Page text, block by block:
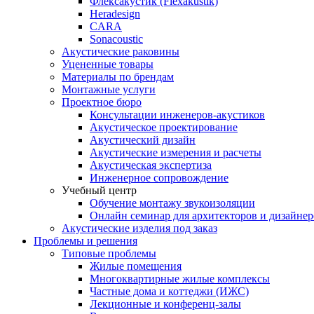
Heradesign
CARA
Sonacoustic
Акустические раковины
Уцененные товары
Материалы по брендам
Монтажные услуги
Проектное бюро
Консультации инженеров-акустиков
Акустическое проектирование
Акустический дизайн
Акустические измерения и расчеты
Акустическая экспертиза
Инженерное сопровождение
Учебный центр
Обучение монтажу звукоизоляции
Онлайн семинар для архитекторов и
Акустические изделия под заказ
Проблемы и решения
Типовые проблемы
Жилые помещения
Многоквартирные жилые комплексы
Частные дома и коттеджи (ИЖС)
Лекционные и конференц-залы